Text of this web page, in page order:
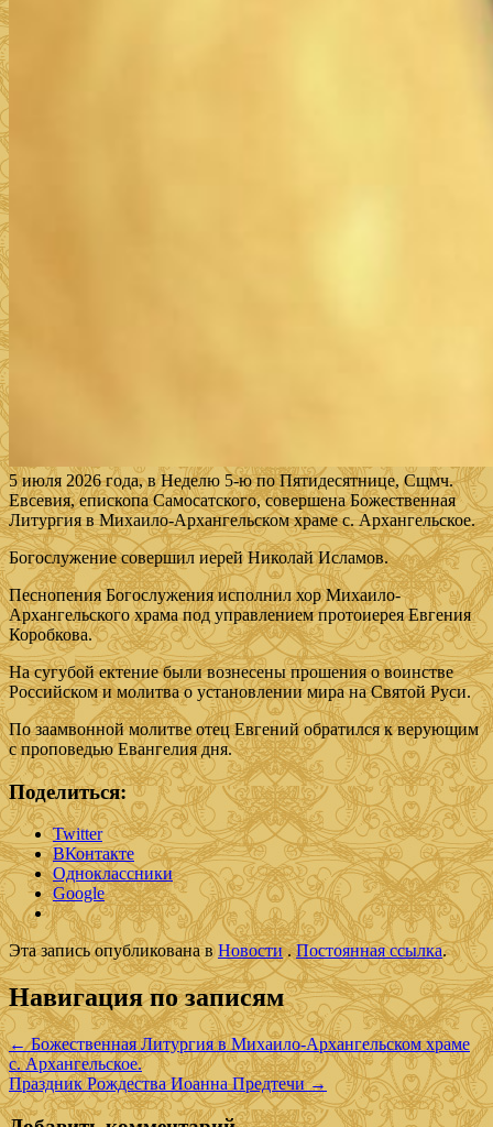
5 июля 2026 года, в Неделю 5-ю по Пятидесятнице, Сщмч.
Евсевия, епископа Самосатского, совершена Божественная
Литургия в Михаило-Архангельском храме с. Архангельское.
Богослужение совершил иерей Николай Исламов.
Песнопения Богослужения исполнил хор Михаило-
Архангельского храма под управлением протоиерея Евгения
Коробкова.
На сугубой ектение были вознесены прошения о воинстве
Российском и молитва о установлении мира на Святой Руси.
По заамвонной молитве отец Евгений обратился к верующим
с проповедью Евангелия дня.
Поделиться:
Twitter
ВКонтакте
Одноклассники
Google
Эта запись опубликована вНовости.Постоянная ссылка.
Навигация по записям
←Божественная Литургия в Михаило-Архангельском храме
с. Архангельское.
Праздник Рождества Иоанна Предтечи→